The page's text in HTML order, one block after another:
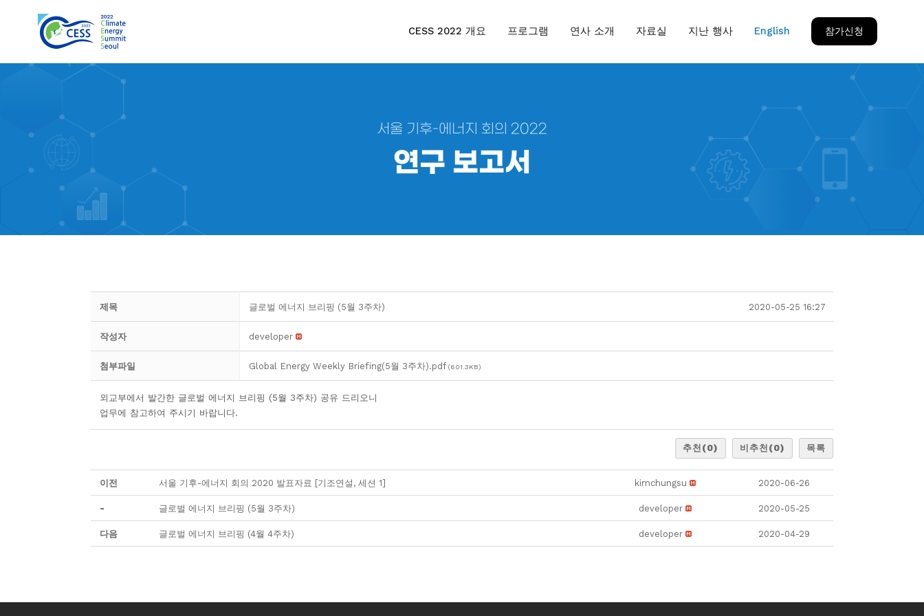
CESS 2022 개요 프로그램 연사 소개 자료실 지난 행사 English 참가신청
서울 기후-에너지 회의 2022
연구 보고서
제목 글로벌 에너지 브리핑 (5월 3주차) 2020-05-25 16:27
작성자 developer
첨부파일 Global Energy Weekly Briefing(5월 3주차).pdf (601.3KB)
외교부에서 발간한 글로벌 에너지 브리핑 (5월 3주차) 공유 드리오니
업무에 참고하여 주시기 바랍니다.
추천 (0) 비추천 (0) 목록
이전 서울 기후-에너지 회의 2020 발표자료 [기조연설, 세션 1] kimchungsu 2020-06-26
- 글로벌 에너지 브리핑 (5월 3주차) developer 2020-05-25
다음 글로벌 에너지 브리핑 (4월 4주차) developer 2020-04-29